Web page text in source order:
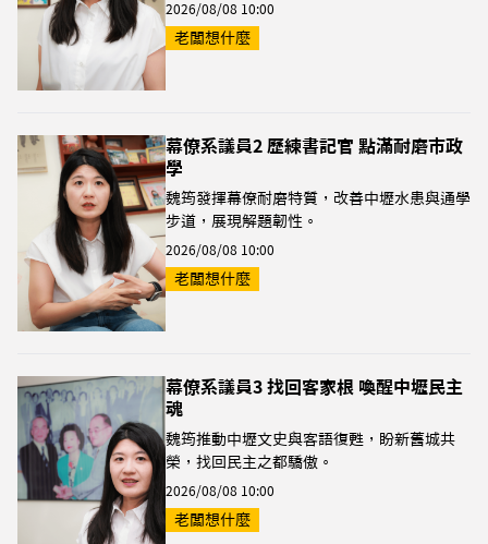
2026/08/08 10:00
老闆想什麼
幕僚系議員2 歷練書記官 點滿耐磨市政
學
魏筠發揮幕僚耐磨特質，改善中壢水患與通學
步道，展現解題韌性。
2026/08/08 10:00
老闆想什麼
幕僚系議員3 找回客家根 喚醒中壢民主
魂
魏筠推動中壢文史與客語復甦，盼新舊城共
榮，找回民主之都驕傲。
2026/08/08 10:00
老闆想什麼